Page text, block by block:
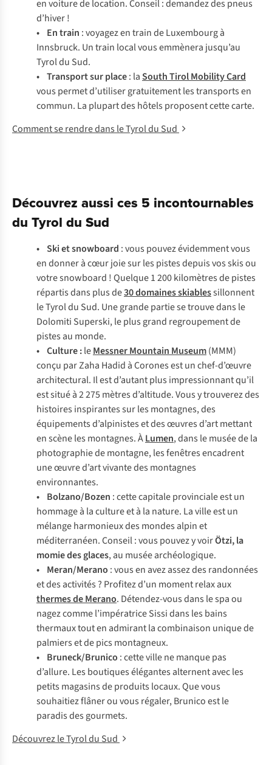
en voiture de location. Conseil : demandez des pneus
d’hiver !
• En train : voyagez en train de Luxembourg à
Innsbruck. Un train local vous emmènera jusqu’au
Tyrol du Sud.
• Transport sur place: laSouth Tirol Mobility Card
vous permet d’utiliser gratuitement les transports en
commun. La plupart des hôtels proposent cette carte.
Comment se rendre dans le Tyrol du Sud
Découvrez aussi ces 5 incontournables
du Tyrol du Sud
• Ski et snowboard : vous pouvez évidemment vous
en donner à cœur joie sur les pistes depuis vos skis ou
votre snowboard ! Quelque 1 200 kilomètres de pistes
répartis dans plus de30 domaines skiablessillonnent
le Tyrol du Sud. Une grande partie se trouve dans le
Dolomiti Superski, le plus grand regroupement de
pistes au monde.
• Culture :leMessner Mountain Museum(MMM)
conçu par Zaha Hadid à Corones est un chef-d’œuvre
architectural. Il est d’autant plus impressionnant qu’il
est situé à 2 275 mètres d’altitude. Vous y trouverez des
histoires inspirantes sur les montagnes, des
équipements d’alpinistes et des œuvres d’art mettant
en scène les montagnes. ÀLumen, dans le musée de la
photographie de montagne, les fenêtres encadrent
une œuvre d’art vivante des montagnes
environnantes.
• Bolzano/Bozen : cette capitale provinciale est un
hommage à la culture et à la nature. La ville est un
mélange harmonieux des mondes alpin et
méditerranéen. Conseil : vous pouvez y voirÖtzi, la
momie des glaces, au musée archéologique.
• Meran/Merano : vous en avez assez des randonnées
et des activités ? Profitez d’un moment relax aux
thermes de Merano. Détendez-vous dans le spa ou
nagez comme l’impératrice Sissi dans les bains
thermaux tout en admirant la combinaison unique de
palmiers et de pics montagneux.
• Bruneck/Brunico : cette ville ne manque pas
d’allure. Les boutiques élégantes alternent avec les
petits magasins de produits locaux. Que vous
souhaitiez flâner ou vous régaler, Brunico est le
paradis des gourmets.
Découvrez le Tyrol du Sud